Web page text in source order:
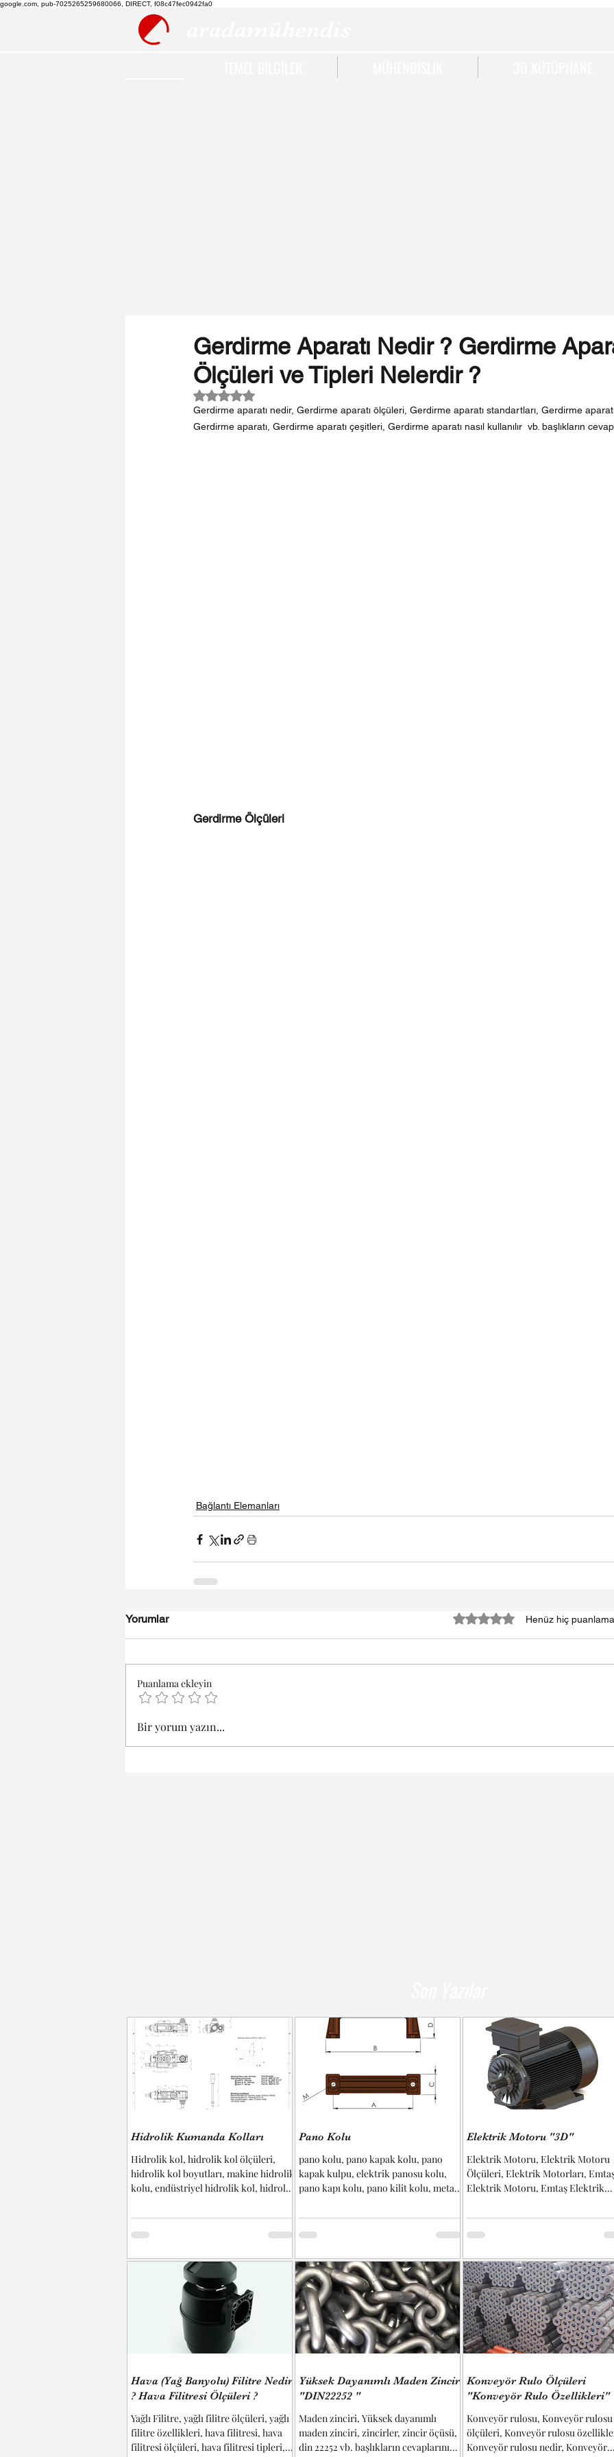
google.com, pub-7025265259680066, DIRECT, f08c47fec0942fa0
Gerdirme Aparatı Nedir ? Gerdirme
Ölçüleri ve Tipleri Nelerdir ?
5 üzerinden NaN yıldız
Gerdirme aparatı nedir, Gerdirme aparatı ölçüleri, Gerdirme aparatı standartları, Gerdirme
Gerdirme aparatı, Gerdirme aparatı çeşitleri, Gerdirme aparatı nasıl kullanılır  vb. başlıkların
Gerdirme Ölçüleri
Bağlantı Elemanları
Yorumlar 5 üzerinden 0 yıldızHenüz hiç
Puanlama ekleyin
Bir yorum yazın...
Hidrolik Kumanda Kolları
Hidrolik kol, hidrolik kol ölçüleri,
hidrolik kol boyutları, makine hidrolik
kolu, endüstriyel hidrolik kol, hidrolik
kol fiyatları, hidrolik kol çeşitleri,
hidrolik kol teknik çizim vb.
Pano Kolu
pano kolu, pano kapak kolu, pano
kapak kulpu, elektrik panosu kolu,
pano kapı kolu, pano kilit kolu, metal
ölçüleri vb. başlıkların cevaplarını
bulabilirsiniz... Kullanılan kilit
erişimini kolaylaştırmak amacıyla
kapaklara kulp montajı yapılmaktadır.
Bu kulplar sayesinde kapaklar güvenli
bir şekilde tutulabilir ve kontrollü
şekilde açılıp kapatılabilir. Ergonomik
tasarım sayesinde operatör
müdahalesi ko
Elektrik Motoru "3D"
Elektrik Motoru, Elektrik Motoru
Ölçüleri, Elektrik Motorları,
Elektrik Motoru, Emtaş Elektrik
Hava (Yağ Banyolu) Filitre Nedir
? Hava Filitresi Ölçüleri ?
Yağlı Filitre, yağlı filitre ölçüleri, yağlı
filitre özellikleri, hava filitresi, hava
filitresi ölçüleri, hava filitresi tipleri,
Yüksek Dayanımlı Maden Zinciri
"DIN22252 "
Maden zinciri, Yüksek dayanımlı
maden zinciri, zincirler, zincir öçüsü,
din 22252 vb. başlıkların cevaplarını
Konveyör Rulo Ölçüleri
"Konveyör Rulo Özellikleri"
Konveyör rulosu, Konveyör rulosu
ölçüleri, Konveyör rulosu
Konveyör rulosu nedir, Konveyör